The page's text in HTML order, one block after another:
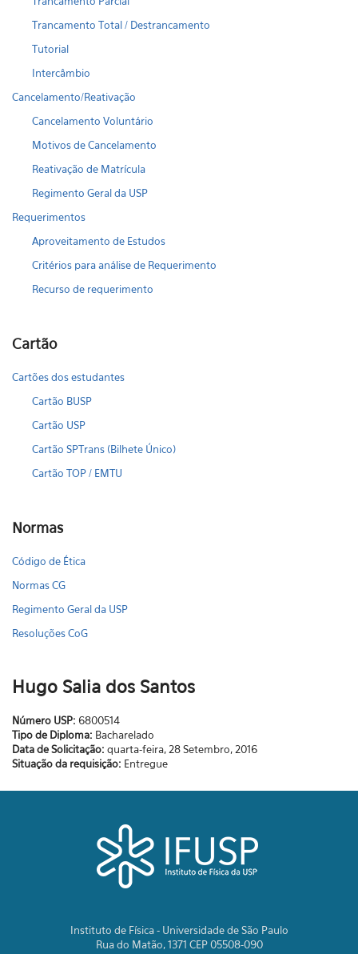
Trancamento Total / Destrancamento
Tutorial
Intercâmbio
Cancelamento/Reativação
Cancelamento Voluntário
Motivos de Cancelamento
Reativação de Matrícula
Regimento Geral da USP
Requerimentos
Aproveitamento de Estudos
Critérios para análise de Requerimento
Recurso de requerimento
Cartão
Cartões dos estudantes
Cartão BUSP
Cartão USP
Cartão SPTrans (Bilhete Único)
Cartão TOP / EMTU
Normas
Código de Ética
Normas CG
Regimento Geral da USP
Resoluções CoG
Hugo Salia dos Santos
Número USP: 6800514
Tipo de Diploma: Bacharelado
Data de Solicitação: quarta-feira, 28 Setembro, 2016
Situação da requisição: Entregue
Instituto de Física - Universidade de São Paulo
Rua do Matão, 1371 CEP 05508-090